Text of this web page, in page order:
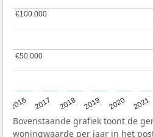
2016 2017 2018 2019 2020 2021
€50.000
€50.000
€100.000
€100.000
Bovenstaande grafiek toont de
woningwaarde per jaar in het